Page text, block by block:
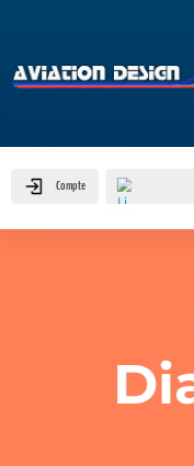
Compte